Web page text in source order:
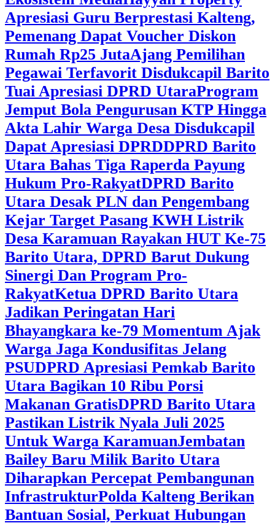
Apresiasi Guru Berprestasi Kalteng,
Pemenang Dapat Voucher Diskon
Rumah Rp25 JutaAjang Pemilihan
Pegawai Terfavorit Disdukcapil Barito
Tuai Apresiasi DPRD UtaraProgram
Jemput Bola Pengurusan KTP Hingga
Akta Lahir Warga Desa Disdukcapil
Dapat Apresiasi DPRDDPRD Barito
Utara Bahas Tiga Raperda Payung
Hukum Pro-RakyatDPRD Barito
Utara Desak PLN dan Pengembang
Kejar Target Pasang KWH Listrik
Desa Karamuan Rayakan HUT Ke-75
Barito Utara, DPRD Barut Dukung
Sinergi Dan Program Pro-
RakyatKetua DPRD Barito Utara
Jadikan Peringatan Hari
Bhayangkara ke-79 Momentum Ajak
Warga Jaga Kondusifitas Jelang
PSUDPRD Apresiasi Pemkab Barito
Utara Bagikan 10 Ribu Porsi
Makanan GratisDPRD Barito Utara
Pastikan Listrik Nyala Juli 2025
Untuk Warga KaramuanJembatan
Bailey Baru Milik Barito Utara
Diharapkan Percepat Pembangunan
InfrastrukturPolda Kalteng Berikan
Bantuan Sosial, Perkuat Hubungan